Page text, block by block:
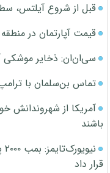
قبل از شروع آیلتس،
قیمت آپارتمان در منطقه 22 تهران چقدر است؟
سی‌ان‌ان: ذخایر موشکی
تماس بن‌سلمان با
آمریکا از شهروندانش
باشند
قرار داد